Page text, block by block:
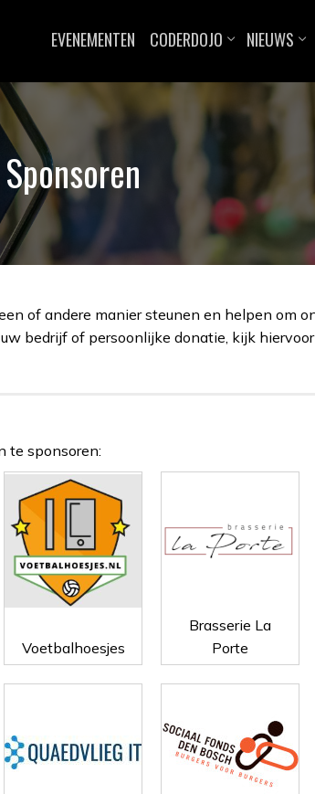
EVENEMENTEN CODERDOJO NIEUWS
Sponsoren
of andere manier steunen en helpen om
bedrijf of persoonlijke donatie, kijk
te sponsoren:
Voetbalhoesjes
Brasserie La
Porte